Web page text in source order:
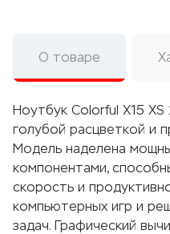
О товаре
Ноутбук Colorful X15
голубой расцветкой и
Модель наделена
компонентами,
скорость и
компьютерных игр и
задач. Графический